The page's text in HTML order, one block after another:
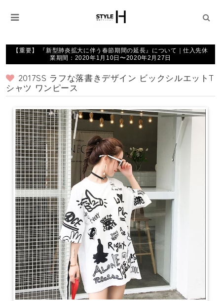
【重要】 『新型肺炎拡大に伴う春節期間の延長』について｜仕入先休
業期間：2020年1月10日〜2020年2月27日
2017SS ラフな落書きデザイン ビックシルエットT
シャツ ワンピース